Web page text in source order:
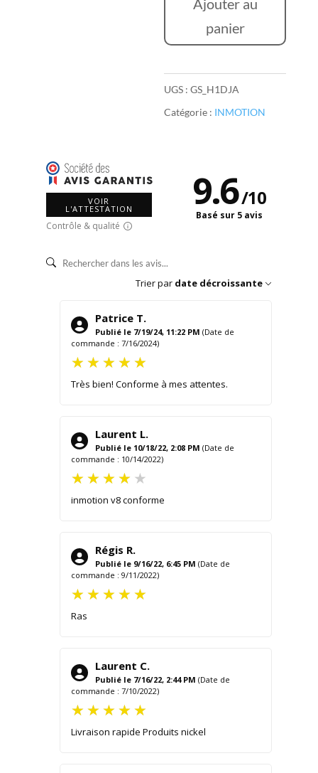
GYROROUE
INMOTION
V10
Ajouter au
panier
UGS :GS_H1DJA
Catégorie : INMOTION
VOIR
L'ATTESTATION
Contrôle & qualité
9.6/10
Basé sur 5 avis
Trier par date décroissante
Patrice T.
Publié le 7/19/24, 11:22 PM (Date de
commande : 7/16/2024)
Très bien! Conforme à mes attentes.
Laurent L.
Publié le 10/18/22, 2:08 PM (Date de
commande : 10/14/2022)
inmotion v8 conforme
Régis R.
Publié le 9/16/22, 6:45 PM (Date de
commande : 9/11/2022)
Ras
Laurent C.
Publié le 7/16/22, 2:44 PM (Date de
commande : 7/10/2022)
Livraison rapide Produits nickel